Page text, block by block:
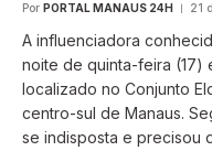
Por PORTAL MANAUS 24H 21
A influenciadora
noite de quinta-feira (17)
localizado no Conjunto
centro-sul de Manaus.
se indisposta e precisou